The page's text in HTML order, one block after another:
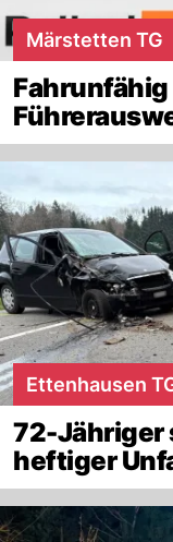
Märstetten TG
Ettenhausen
72-Jähriger
heftiger